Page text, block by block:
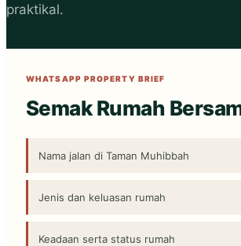
praktikal.
WHATSAPP PROPERTY BRIEF
Semak Rumah
Nama jalan di Taman Muhibbah
Jenis dan keluasan rumah
Keadaan serta status rumah